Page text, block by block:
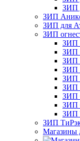
ЗИП
ЗИП
ЗИП для
ЗИП
ЗИП
ЗИП
ЗИП
ЗИП
ЗИП
ЗИП
ЗИП
ЗИП
ЗИП
ЗИП
Магазины